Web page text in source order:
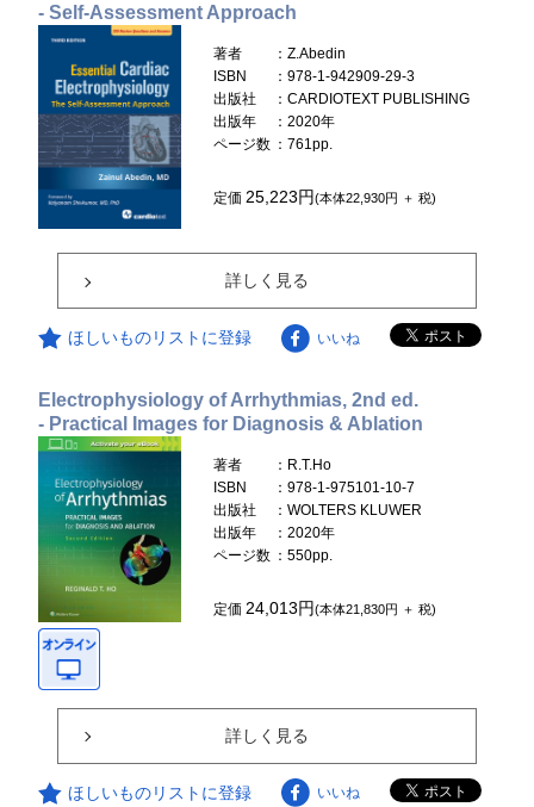
- Self-Assessment Approach
著者
：Z.Abedin
ISBN
：978-1-942909-29-3
出版社
：CARDIOTEXT PUBLISHING
出版年
：2020年
ページ数 ：761pp.
定価 25,223円(本体22,930円 ＋ 税)
詳しく見る
ほしいものリストに登録 いいね
Electrophysiology of Arrhythmias, 2nd ed.
- Practical Images for Diagnosis & Ablation
著者
：R.T.Ho
ISBN
：978-1-975101-10-7
出版社
：WOLTERS KLUWER
出版年
：2020年
ページ数 ：550pp.
定価24,013円(本体21,830円 ＋ 税)
詳しく見る
ほしいものリストに登録 いいね